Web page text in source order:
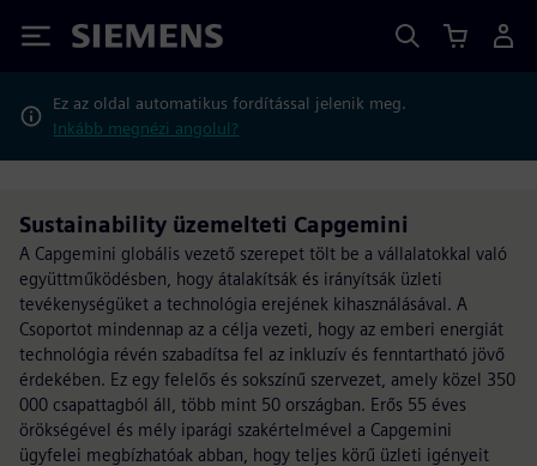
Siemens
Ez az oldal automatikus fordítással jelenik meg.
Inkább megnézi angolul?
Sustainability üzemelteti Capgemini
A Capgemini globális vezető szerepet tölt be a vállalatokkal való
együttműködésben, hogy átalakítsák és irányítsák üzleti
tevékenységüket a technológia erejének kihasználásával. A
Csoportot mindennap az a célja vezeti, hogy az emberi energiát
technológia révén szabadítsa fel az inkluzív és fenntartható jövő
érdekében. Ez egy felelős és sokszínű szervezet, amely közel 350
000 csapattagból áll, több mint 50 országban. Erős 55 éves
örökségével és mély iparági szakértelmével a Capgemini
ügyfelei megbízhatóak abban, hogy teljes körű üzleti igényeit